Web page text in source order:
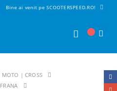
Bine ai venit pe SCOOTERSPEED.RO!
MOTO | CROSS